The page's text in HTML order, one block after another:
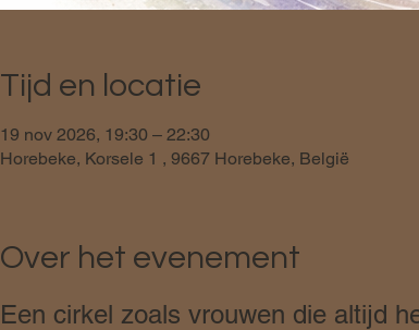
Tijd en locatie
19 nov 2026, 19:30 – 22:30
Horebeke, Korsele 1 , 9667 Horebeke, België
Over het evenement
Een cirkel zoals vrouwen die altijd